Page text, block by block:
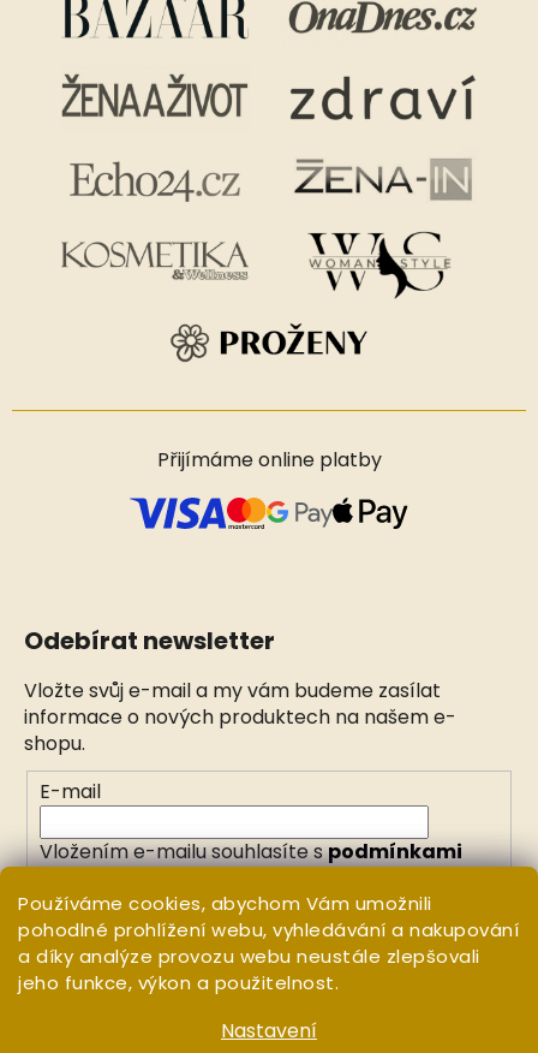
Používáme cookies, abychom Vám umožnili
pohodlné prohlížení webu, vyhledávání a nakupování
a díky analýze provozu webu neustále zlepšovali
jeho funkce, výkon a použitelnost.
Nastavení
Přijímáme online platby
Odebírat newsletter
Vložte svůj e-mail a my vám budeme zasílat
informace o nových produktech na našem e-
shopu.
E-mail
Vložením e-mailu souhlasíte spodmínkami
PŘIHLÁSIT SE